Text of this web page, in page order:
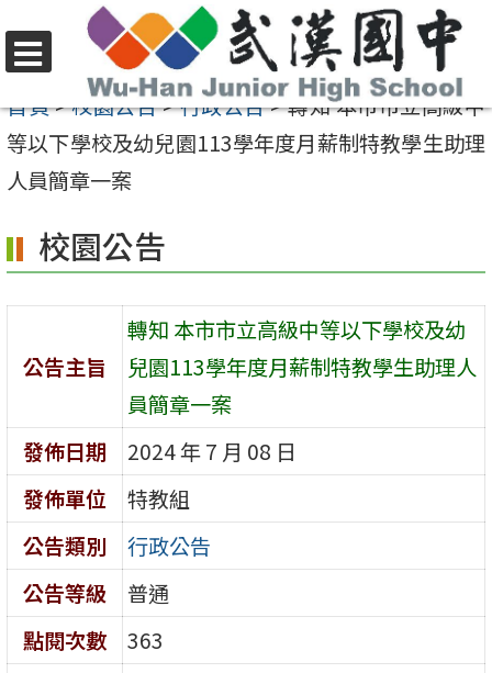
至
要
內
區
選
單
首頁>校園公告>行政公告>轉知 本市市立高級中
等以下學校及幼兒園113學年度月薪制特教學生助理
人員簡章一案
校園公告
公告主旨
轉知 本市市立高級中等以下學校及幼
兒園113學年度月薪制特教學生助理人
員簡章一案
發佈日期
2024 年 7 月 08 日
發佈單位
特教組
公告類別
行政公告
公告等級
普通
點閱次數
363